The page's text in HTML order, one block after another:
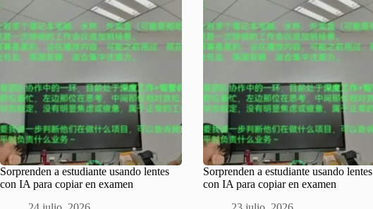
Sorprenden a estudiante usando lentes
con IA para copiar en examen
Sorprenden a estudiante usando lentes
con IA para copiar en examen